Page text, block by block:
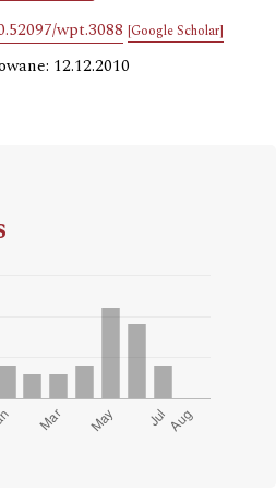
wpt.3088 [Google Scholar]
12.12.2010